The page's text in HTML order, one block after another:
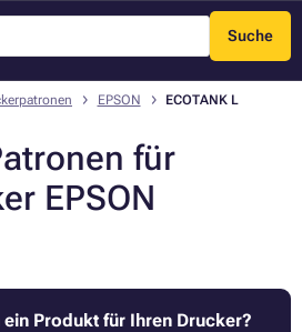
Suche
Menü
EPSON ECOTANK L
für
EPSON
ein Produkt für Ihren Drucker?